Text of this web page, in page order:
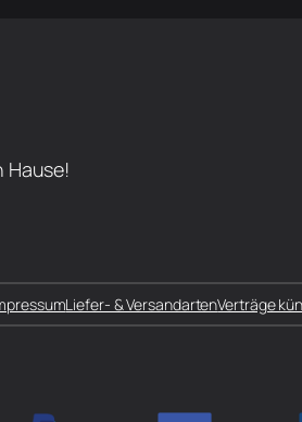
Hause!
Liefer- & VersandartenVerträge